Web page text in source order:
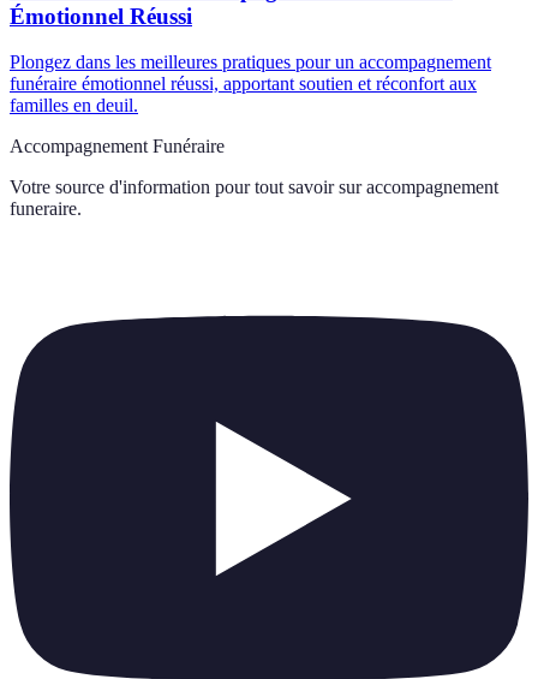
Émotionnel Réussi
Plongez dans les meilleures pratiques pour un accompagnement
funéraire émotionnel réussi, apportant soutien et réconfort aux
familles en deuil.
Accompagnement Funéraire
Votre source d'information pour tout savoir sur accompagnement
funeraire.